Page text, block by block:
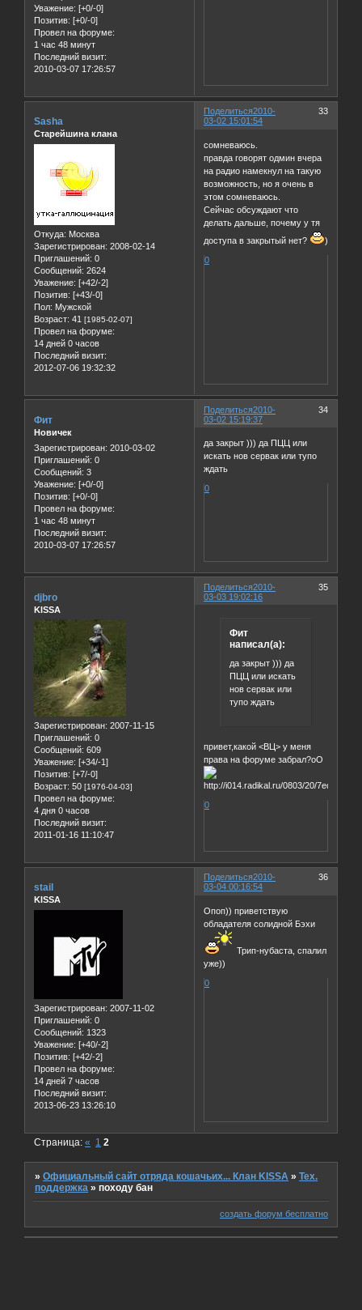
Уважение: [+0/-0]
Позитив: [+0/-0]
Провел на форуме:
1 час 48 минут
Последний визит:
2010-03-07 17:26:57
Поделиться 33
2010-
03-02 15:01:54
Sasha
Старейшина клана
Откуда: Москва
Зарегистрирован: 2008-02-14
Приглашений: 0
Сообщений: 2624
Уважение: [+42/-2]
Позитив: [+43/-0]
Пол: Мужской
Возраст: 41 [1985-02-07]
Провел на форуме:
14 дней 0 часов
Последний визит:
2012-07-06 19:32:32
сомневаюсь.
правда говорят одмин вчера
на радио намекнул на такую
возможность, но я очень в
этом сомневаюсь.
Сейчас обсуждают что
делать дальше, почему у тя
доступа в закрытый нет?
)
0
Поделиться 34
2010-
03-02 15:19:37
Фит
Новичек
Зарегистрирован: 2010-03-02
Приглашений: 0
Сообщений: 3
Уважение: [+0/-0]
Позитив: [+0/-0]
Провел на форуме:
1 час 48 минут
Последний визит:
2010-03-07 17:26:57
да закрыт ))) да ПЦЦ или
искать нов сервак или тупо
ждать
0
Поделиться 35
2010-
03-03 19:02:16
djbro
KISSA
Зарегистрирован: 2007-11-15
Приглашений: 0
Сообщений: 609
Уважение: [+34/-1]
Позитив: [+7/-0]
Возраст: 50 [1976-04-03]
Провел на форуме:
4 дня 0 часов
Последний визит:
2011-01-16 11:10:47
Фит
написал(а):
да закрыт ))) да
ПЦЦ или искать
нов сервак или
тупо ждать
привет,какой <ВЦ> у меня
права на форуме забрал?оО
0
Поделиться 36
2010-
03-04 00:16:54
stail
KISSA
Зарегистрирован: 2007-11-02
Приглашений: 0
Сообщений: 1323
Уважение: [+40/-2]
Позитив: [+42/-2]
Провел на форуме:
14 дней 7 часов
Последний визит:
2013-06-23 13:26:10
Опоп)) приветствую
обладателя солидной Бэхи
Трип-нубаста, спалил
уже))
0
Страница:« 1 2
»Официальный сайт отряда кошачьих... Клан KISSA »Тех.
поддержка »походу бан
создать форум бесплатно